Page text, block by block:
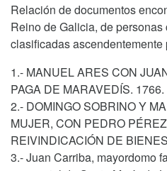
Relación de documentos
Reino de Galicia, de
clasificadas ascendentemente
1.- MANUEL ARES CON
PAGA DE MARAVEDÍS. 1766.
2.- DOMINGO SOBRINO Y
MUJER, CON PEDRO
REIVINDICACIÓN DE
3.- Juan Carriba, mayordomo